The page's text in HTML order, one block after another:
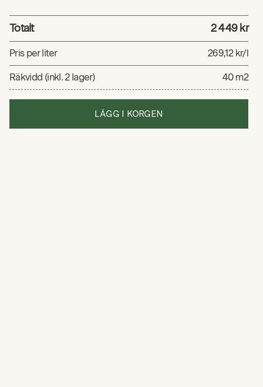
Totalt 2 449 kr
Pris per liter 269,12 kr/l
Räkvidd (inkl. 2 lager) 40 m2
LÄGG I KORGEN